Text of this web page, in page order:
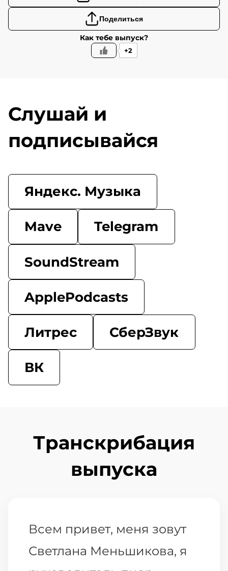
Поделиться
Как тебе выпуск?
+2
Слушай и
подписывайся
Яндекс. Музыка
Mave Telegram
SoundStream
ApplePodcasts
Литрес СберЗвук
ВК
Транскрибация
выпуска
Всем привет, меня зовут
Светлана Меньшикова, я